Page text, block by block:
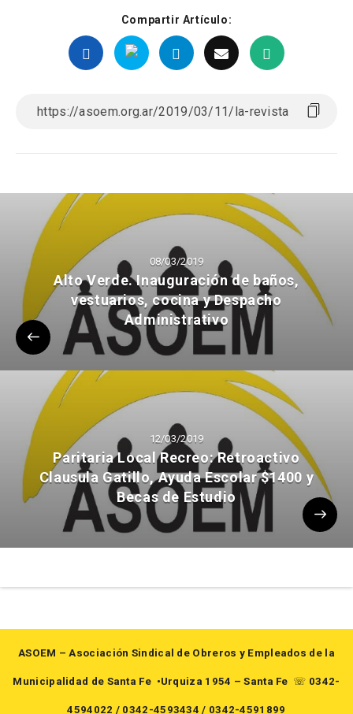
Compartir Artículo:
08/03/2019
Alto Verde. Inauguración de baños,
vestuarios, cocina y Despacho
Administrativo
12/03/2019
Paritaria Local Recreo: Retroactivo
Clausula Gatillo, Ayuda Escolar $1400 y
Becas de Estudio
ASOEM – Asociación Sindical de Obreros y Empleados de la
Municipalidad de Santa Fe •Urquiza 1954 – Santa Fe ☏ 0342-
4594022 / 0342-4593434 / 0342-4591899